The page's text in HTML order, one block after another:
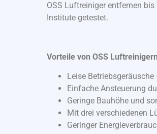
OSS Luftreiniger entfernen
Institute getestet.
Vorteile von OSS
Leise
Einfache Ansteuerung
Geringe Bauhöhe und
Mit drei verschiedenen
Geringer